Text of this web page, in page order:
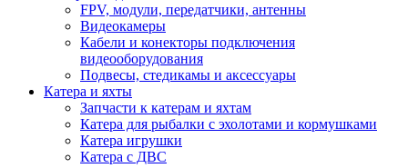
FPV, модули, передатчики, антенны
Видеокамеры
Кабели и конекторы подключения
видеооборудования
Подвесы, стедикамы и аксессуары
Катера и яхты
Запчасти к катерам и яхтам
Катера для рыбалки с эхолотами и кормушками
Катера игрушки
Катера с ДВС